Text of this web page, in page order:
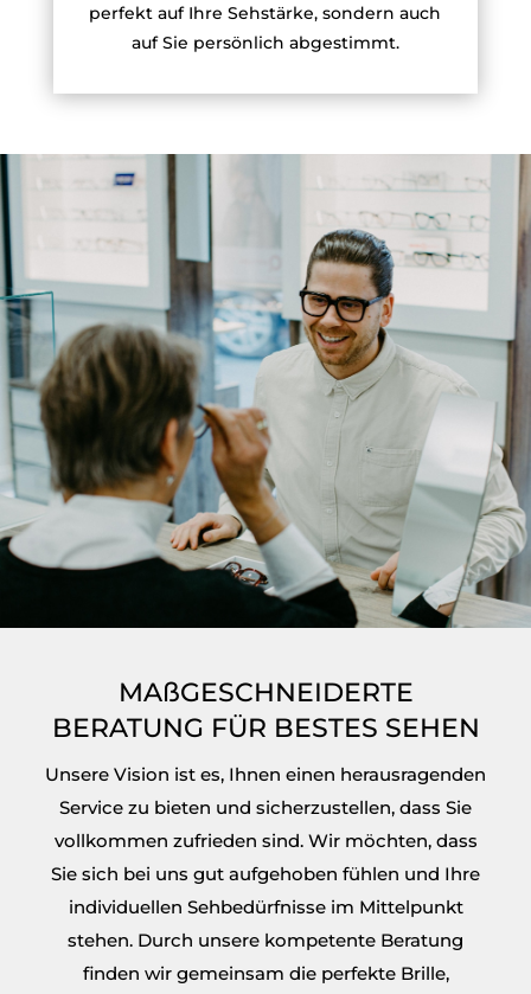
perfekt auf Ihre Sehstärke, sondern auch
auf Sie persönlich abgestimmt.
MAßGESCHNEIDERTE
BERATUNG FÜR BESTES SEHEN
Unsere Vision ist es, Ihnen einen herausragenden
Service zu bieten und sicherzustellen, dass Sie
vollkommen zufrieden sind. Wir möchten, dass
Sie sich bei uns gut aufgehoben fühlen und Ihre
individuellen Sehbedürfnisse im Mittelpunkt
stehen. Durch unsere kompetente Beratung
finden wir gemeinsam die perfekte Brille,